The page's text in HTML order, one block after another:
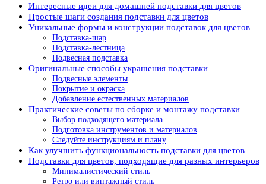
Интересные идеи для домашней подставки для цветов
Простые шаги создания подставки для цветов
Уникальные формы и конструкции подставок для цветов
Подставка-шар
Подставка-лестница
Подвесная подставка
Оригинальные способы украшения подставки
Подвесные элементы
Покрытие и окраска
Добавление естественных материалов
Практические советы по сборке и монтажу подставки
Выбор подходящего материала
Подготовка инструментов и материалов
Следуйте инструкциям и плану
Как улучшить функциональность подставки для цветов
Подставки для цветов, подходящие для разных интерьеров
Минималистический стиль
Ретро или винтажный стиль